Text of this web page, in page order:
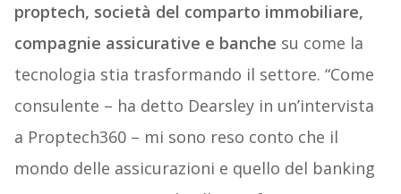
proptech, società del comparto immobiliare,
compagnie assicurative e banche su come la
tecnologia stia trasformando il settore. “Come
consulente – ha detto Dearsley in un’intervista
a Proptech360 – mi sono reso conto che il
mondo delle assicurazioni e quello del banking